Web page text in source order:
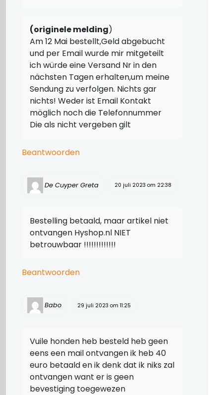
(originele melding)
Am 12 Mai bestellt,Geld abgebucht
und per Email wurde mir mitgeteilt
ich würde eine Versand Nr in den
nächsten Tagen erhalten,um meine
Sendung zu verfolgen. Nichts gar
nichts! Weder ist Email Kontakt
möglich noch die Telefonnummer
Die als nicht vergeben gilt
Beantwoorden
De Cuyper Greta 20 juli 2023 om 22:38
Bestelling betaald, maar artikel niet
ontvangen Hyshop.nl NIET
betrouwbaar !!!!!!!!!!!!!
Beantwoorden
Babo 29 juli 2023 om 11:25
Vuile honden heb besteld heb geen
eens een mail ontvangen ik heb 40
euro betaald en ik denk dat ik niks zal
ontvangen want er is geen
bevestiging toegewezen